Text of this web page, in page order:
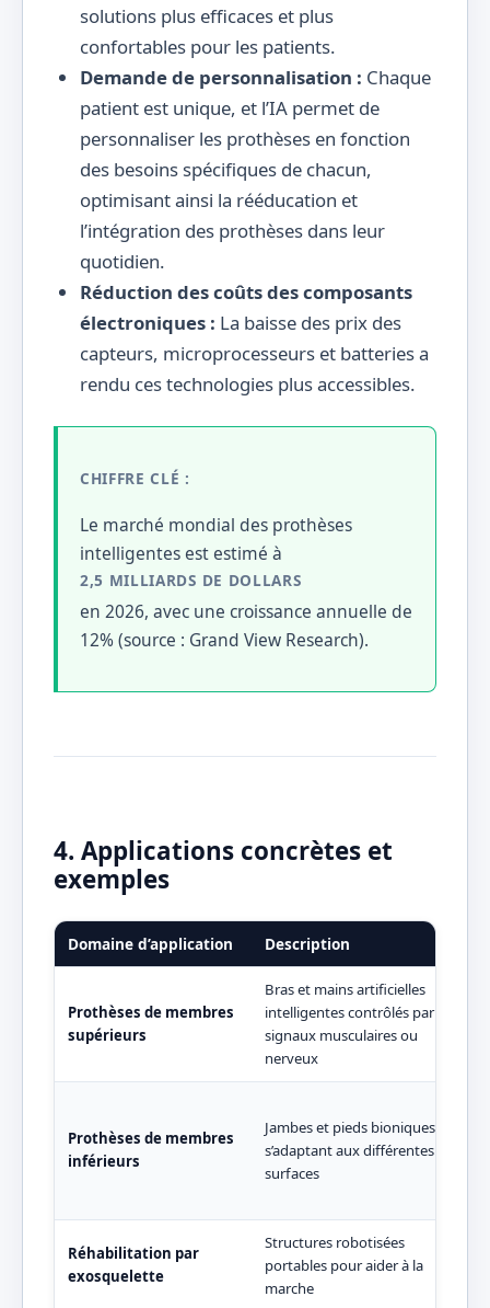
solutions plus efficaces et plus
confortables pour les patients.
Demande de personnalisation : Chaque
patient est unique, et l’IA permet de
personnaliser les prothèses en fonction
des besoins spécifiques de chacun,
optimisant ainsi la rééducation et
l’intégration des prothèses dans leur
quotidien.
Réduction des coûts des composants
électroniques : La baisse des prix des
capteurs, microprocesseurs et batteries a
rendu ces technologies plus accessibles.
CHIFFRE CLÉ :
Le marché mondial des prothèses
intelligentes est estimé à
2,5 MILLIARDS DE DOLLARS
en 2026, avec une croissance annuelle de
12% (source : Grand View Research).
4. Applications concrètes et
exemples
Domaine d’application Description
Prothèses de membres
supérieurs
Bras et mains artificielles
intelligentes contrôlés par
signaux musculaires ou
nerveux
Prothèses de membres
inférieurs
Jambes et pieds bioniques
s’adaptant aux différentes
surfaces
Réhabilitation par
exosquelette
Structures robotisées
portables pour aider à la
marche